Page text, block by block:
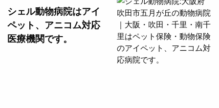
シェル動物病院はアイ
ペット、アニコム対応
医療機関です。